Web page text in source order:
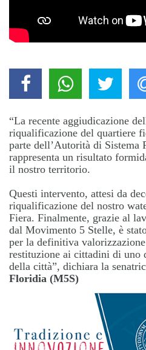
“La recente aggiudicazione
riqualificazione del quartiere
parte dell’Autorità di Sistema
rappresenta un risultato
il nostro territorio.
Questi intervento, attesi da
riqualificazione del nostro
Fiera. Finalmente, grazie al
dal Movimento 5 Stelle, è
per la definitiva
restituzione ai cittadini di uno
della città”, dichiara la
Floridia (M5S)